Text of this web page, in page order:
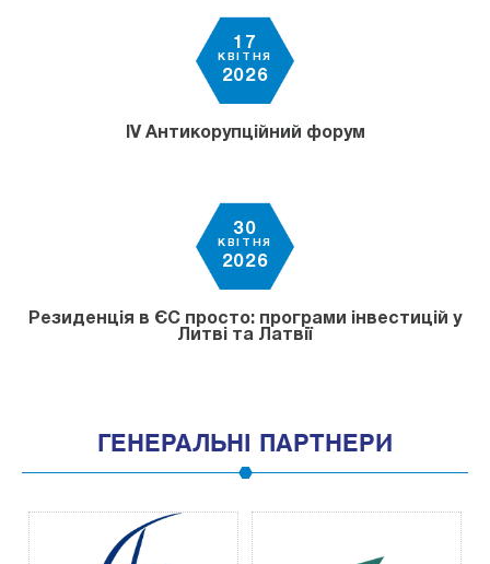
17
КВІТНЯ
2026
IV Антикорупційний форум
30
КВІТНЯ
2026
Резиденція в ЄС просто: програми інвестицій у
Литві та Латвії
ГЕНЕРАЛЬНІ ПАРТНЕРИ